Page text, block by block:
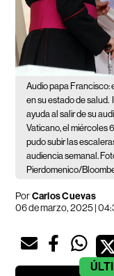
Audio papa Francisco:
en su estado de salud.
ayuda al salir de su
Vaticano, el miércoles
pudo subir las
audiencia semanal.
Pierdomenico/
PorCarlos Cuevas
06 de marzo, 2025 |